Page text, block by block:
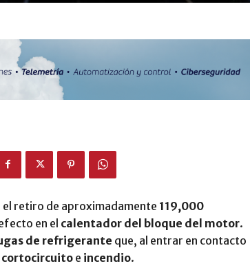
el retiro de aproximadamente 119,000
en el calentador del bloque del motor.
de refrigerante que, al entrar en contacto
cortocircuito e incendio.